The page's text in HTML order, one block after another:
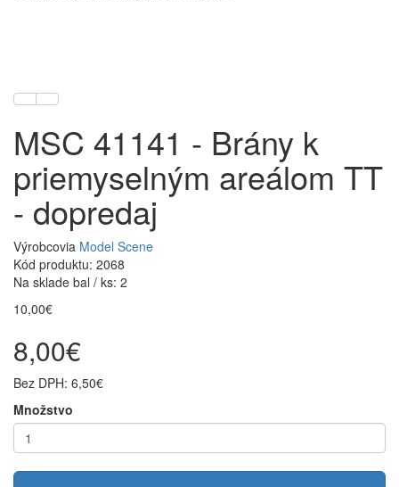
MSC 41141 - Brány k
priemyselným areálom TT
- dopredaj
Výrobcovia Model Scene
Kód produktu: 2068
Na sklade bal / ks: 2
10,00€
8,00€
Bez DPH: 6,50€
Množstvo